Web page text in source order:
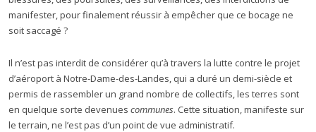
manifester, pour finalement réussir à empêcher que ce bocage ne
soit saccagé ?
Il n’est pas interdit de considérer qu’à travers la lutte contre le projet
d’aéroport à Notre-Dame-des-Landes, qui a duré un demi-siècle et
permis de rassembler un grand nombre de collectifs, les terres sont
en quelque sorte devenues communes. Cette situation, manifeste sur
le terrain, ne l’est pas d’un point de vue administratif.